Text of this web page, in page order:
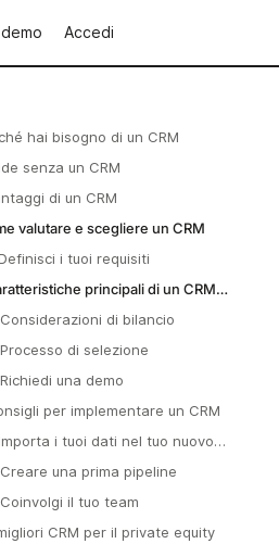
Accedi
hai bisogno di un CRM
senza un CRM
di un CRM
valutare e scegliere un CRM
i tuoi requisiti
principali di un CRM
di bilancio
di selezione
una demo
per implementare un CRM
i tuoi dati nel tuo nuovo
una prima pipeline
il tuo team
CRM per il private equity